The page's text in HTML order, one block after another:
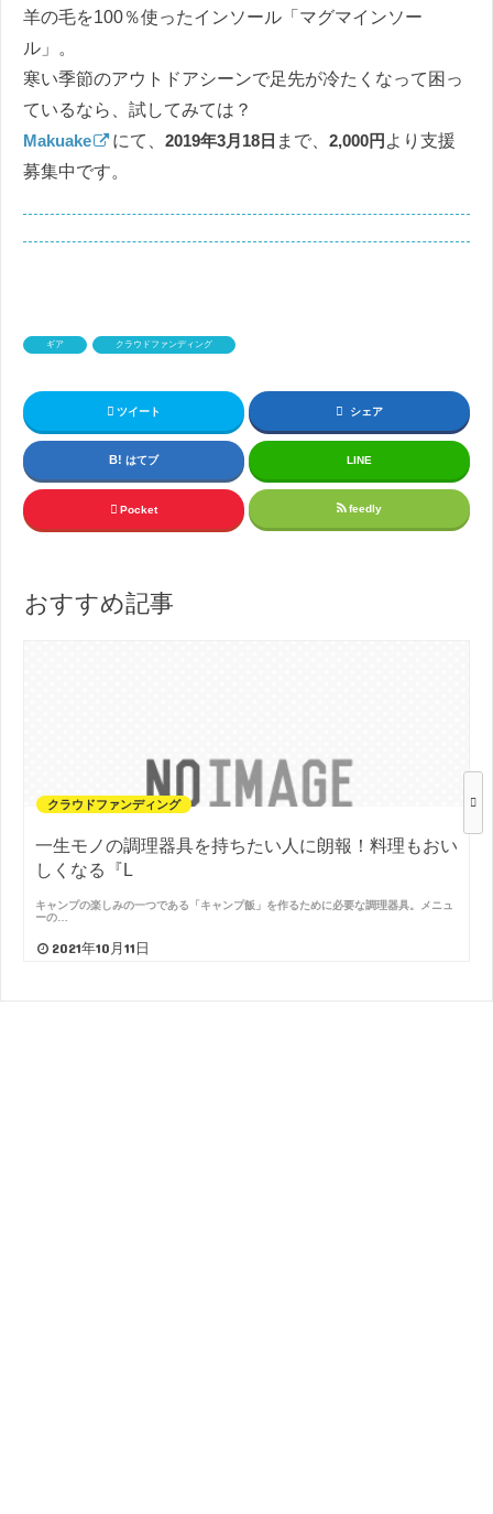
羊の毛を100％使ったインソール「マグマインソー
ル」。
寒い季節のアウトドアシーンで足先が冷たくなって困っ
ているなら、試してみては？
Makuake
にて、 2019年3月18日 まで、 2,000円 より支援
募集中です。
ギア クラウドファンディング
ツイート シェア
はてブ LINE
Pocket feedly
おすすめ記事
クラウドファンディング
一生モノの調理器具を持ちたい人に朗報！料理もおい
しくなる『L
キャンプの楽しみの一つである「キャンプ飯」を作るために必要な調理器具。メニュ
ーの…
2021年10月11日